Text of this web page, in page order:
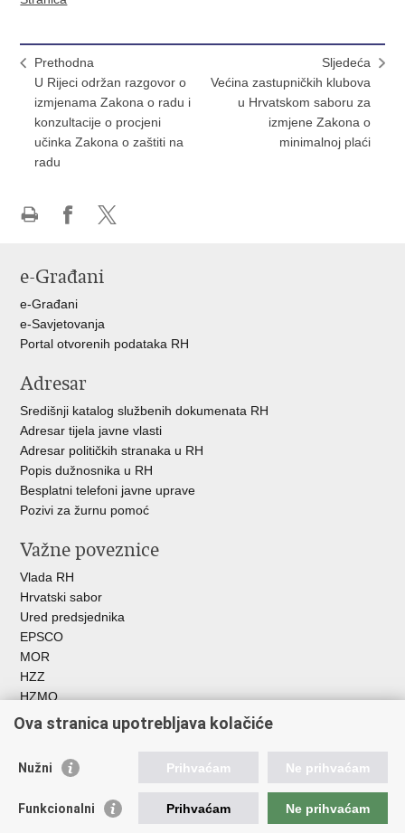
Prethodna
U Rijeci održan razgovor o
izmjenama Zakona o radu i
konzultacije o procjeni
učinka Zakona o zaštiti na
radu
Sljedeća
Većina zastupničkih klubova
u Hrvatskom saboru za
izmjene Zakona o
minimalnoj plaći
Facebooku
X-
e-Građani
e-Građani
e-Savjetovanja
Portal otvorenih podataka RH
Adresar
Središnji katalog službenih dokumenata RH
Adresar tijela javne vlasti
Adresar političkih stranaka u RH
Popis dužnosnika u RH
Besplatni telefoni javne uprave
Pozivi za žurnu pomoć
Važne poveznice
Vlada RH
Hrvatski sabor
Ured predsjednika
EPSCO
MOR
HZZ
HZMO
REGOS
Hrvatski zavod za socijalni rad
Akademija socijalne skrbi - ASOSK
Obiteljski centar
AORT
Ova stranica upotrebljava kolačiće
Nužni Prihvaćam Ne prihvaćam
Funkcionalni Prihvaćam Ne prihvaćam